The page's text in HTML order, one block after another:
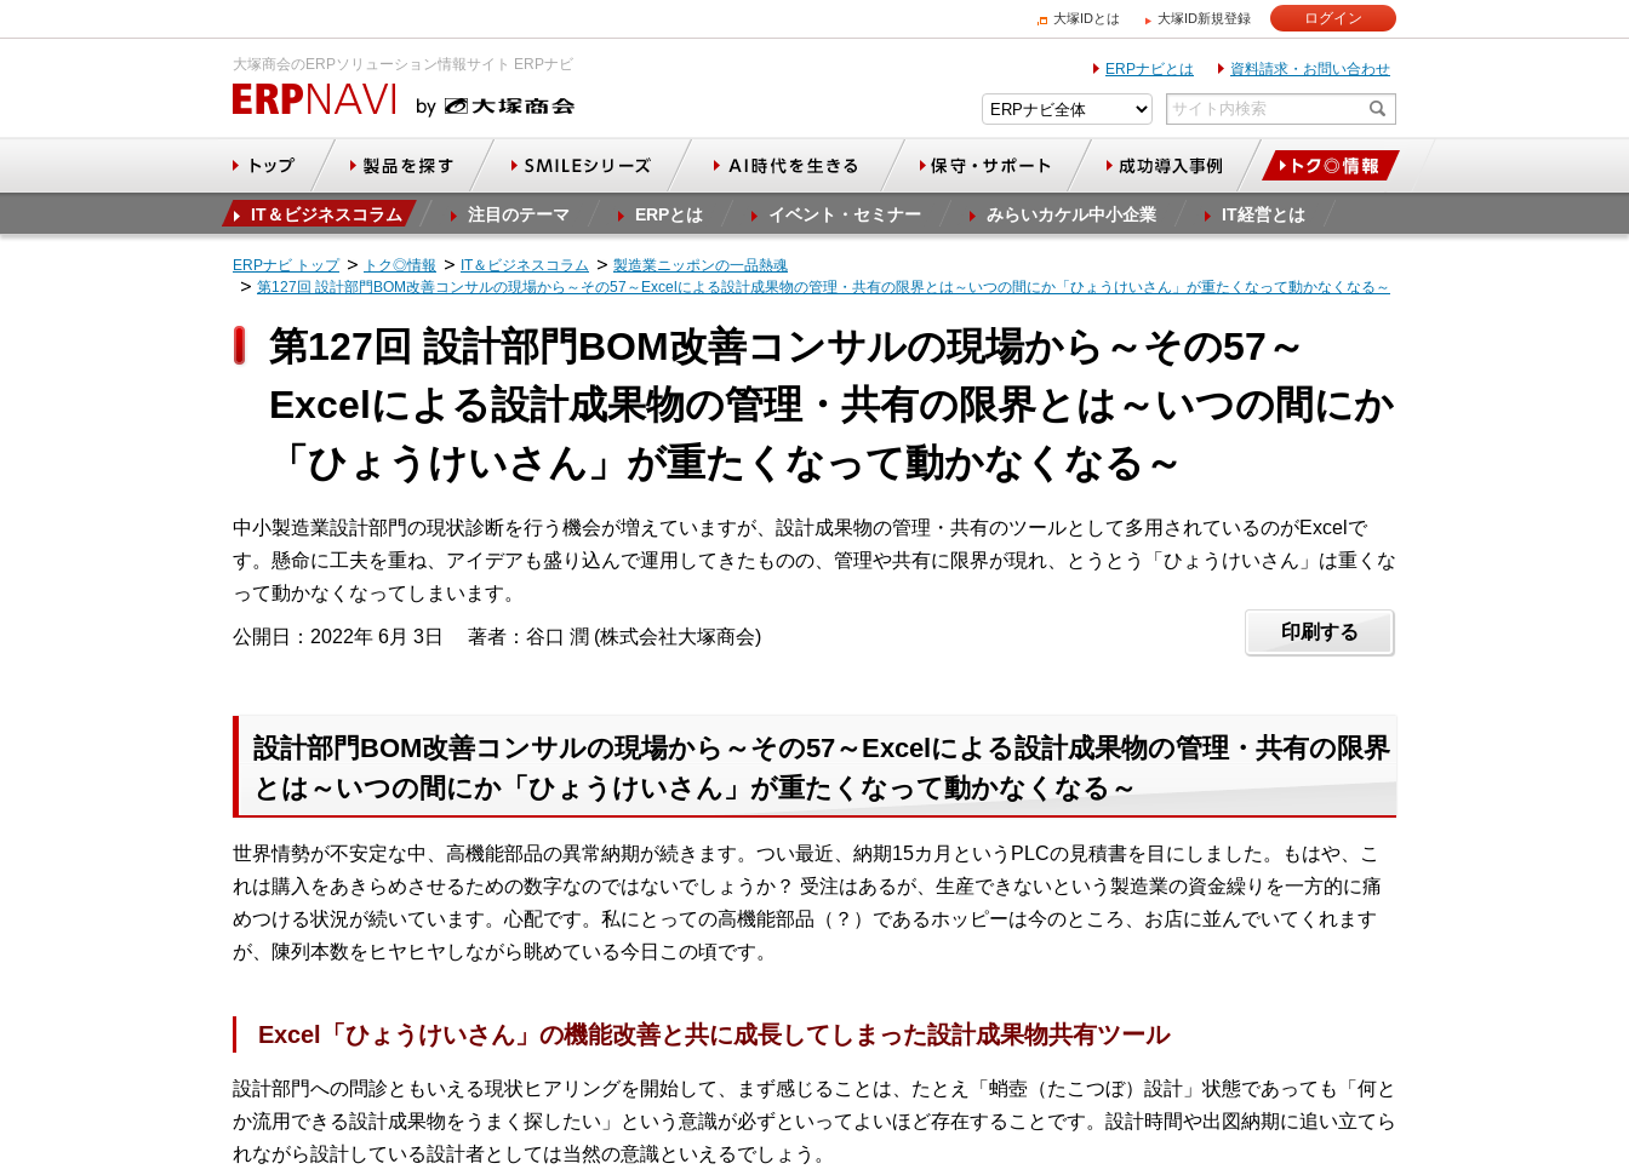
大塚IDとは 大塚ID新規登録 ログイン
大塚商会のERPソリューション情報サイト ERPナビ ERPナビとは 資料請求・お問い合わせ
IT＆ビジネスコラム 注目のテーマ ERPとは イベント・セミナー みらいカケル中小企業 IT経営とは
ERPナビ トップ トク◎情報 IT＆ビジネスコラム
製造業ニッポンの一品熱魂
第127回 設計部門BOM改善コンサルの現場から～その57～Excelによる設計成果物の管理・共有の限界とは～いつの間にか「ひょうけいさん」が重たくなって動かなくなる～
第127回 設計部門BOM改善コンサルの現場から～その57～
Excelによる設計成果物の管理・共有の限界とは～いつの間にか
「ひょうけいさん」が重たくなって動かなくなる～
中小製造業設計部門の現状診断を行う機会が増えていますが、設計成果物の管理・共有のツールとして多用されているのがExcelで
す。懸命に工夫を重ね、アイデアも盛り込んで運用してきたものの、管理や共有に限界が現れ、とうとう「ひょうけいさん」は重くな
って動かなくなってしまいます。
公開日：2022年 6月 3日 著者：谷口 潤 (株式会社大塚商会) 印刷する
設計部門BOM改善コンサルの現場から～その57～Excelによる設計成果物の管理・共有の限界
とは～いつの間にか「ひょうけいさん」が重たくなって動かなくなる～
世界情勢が不安定な中、高機能部品の異常納期が続きます。つい最近、納期15カ月というPLCの見積書を目にしました。もはや、こ
れは購入をあきらめさせるための数字なのではないでしょうか？ 受注はあるが、生産できないという製造業の資金繰りを一方的に痛
めつける状況が続いています。心配です。私にとっての高機能部品（？）であるホッピーは今のところ、お店に並んでいてくれます
が、陳列本数をヒヤヒヤしながら眺めている今日この頃です。
Excel「ひょうけいさん」の機能改善と共に成長してしまった設計成果物共有ツール
設計部門への問診ともいえる現状ヒアリングを開始して、まず感じることは、たとえ「蛸壺（たこつぼ）設計」状態であっても「何と
か流用できる設計成果物をうまく探したい」という意識が必ずといってよいほど存在することです。設計時間や出図納期に追い立てら
れながら設計している設計者としては当然の意識といえるでしょう。